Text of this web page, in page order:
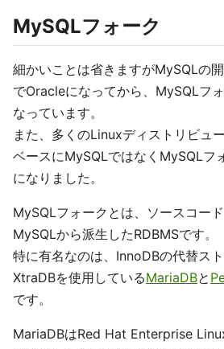
MySQLフォーク
細かいことは省きますがMySQLの
でOracleになってから、MySQLフ
なっています。
また、多くのLinuxディストリビュ
ベースにMySQLではなくMySQLフ
になりました。
MySQLフォークとは、ソースコー
MySQLから派生したRDBMSです。
特に有名なのは、InnoDBの代替ス
XtraDBを使用しているMariaDBと
です。
MariaDBはRed Hat Enterprise